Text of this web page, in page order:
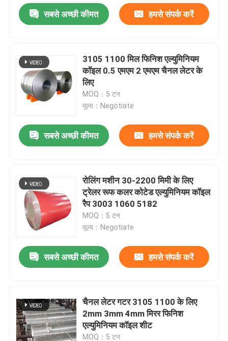
उत्पाद
हमारे बारे में
गुणवत्ता नियंत्रण
मिल खत्म एल्यूमीनियम का तार
रंग लेपित एल्यूमीनियम का तार
कोल्ड रोल्ड एल्युमिनियम कॉइल
सबसे अच्छी कीमत हमसे संपर्क करें
3105 1100 मिल फिनिश एल्युमिनियम
कॉइल 0.5 एमएम 2 एमएम चैनल लेटर के
लिए
MOQ：5 टन
मूल्य：Negotiate
सबसे अच्छी कीमत हमसे संपर्क करें
रोलिंग मशीन 30-2200 मिमी के लिए
ट्रेलर रूफ कलर कोटेड एल्युमिनियम कॉइल
रैप 3003 1060 5182
MOQ：5 टन
मूल्य：Negotiate
सबसे अच्छी कीमत हमसे संपर्क करें
चैनल लेटर गटर 3105 1100 के लिए
2mm 3mm 4mm मिरर फिनिश
एल्युमिनियम कॉइल शीट
MOQ：5 टन